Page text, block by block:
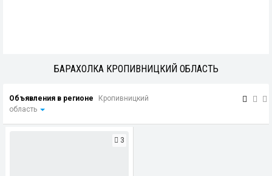
БАРАХОЛКА КРОПИВНИЦКИЙ ОБЛАСТЬ
Объявления в регионе
Кропивницкий
область
3